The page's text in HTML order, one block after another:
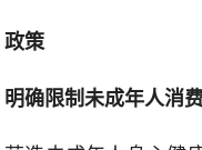
政策
明确限制未成年人消